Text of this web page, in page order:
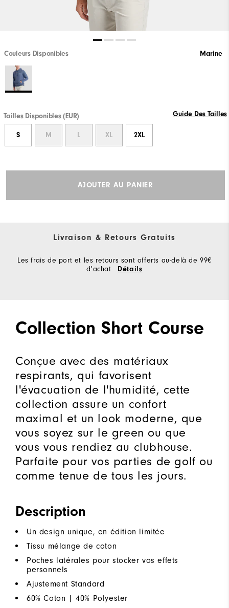
Couleurs Disponibles Marine
Tailles Disponibles (EUR) Guide Des Tailles
S M L XL 2XL
AJOUTER AU PANIER
Livraison & Retours Gratuits
Les frais de port et les retours sont offerts au-delà de 99€
d'achat
Détails
Collection Short Course
Conçue avec des matériaux
respirants, qui favorisent
l'évacuation de l'humidité, cette
collection assure un confort
maximal et un look moderne, que
vous soyez sur le green ou que
vous vous rendiez au clubhouse.
Parfaite pour vos parties de golf ou
comme tenue de tous les jours.
Description
Un design unique, en édition limitée
Tissu mélange de coton
Poches latérales pour stocker vos effets
personnels
Ajustement Standard
60% Coton | 40% Polyester